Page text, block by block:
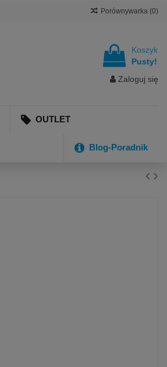
Porównywarka (0)
Koszyk
Pusty!
Zaloguj się
OUTLET
Blog-Poradnik